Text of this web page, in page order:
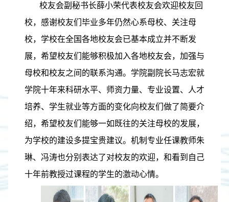
校友会副秘书长薛小荣代表校友会欢迎校友回
校，感谢校友们毕业多年仍然心系母校、关注母
校，学校在全国各地校友会已基本成立并不断发
展，希望校友们能够积极加入各地校友会，加强与
母校和校友之间的联系沟通。学院副院长马志宏就
学院十年来科研水平、师资力量、专业设置、人才
培养、学生就业等方面的变化向校友们做了简要介
绍，希望校友们能够一如既往的关注母校的发展，
为学校的建设多提宝贵建议。机制专业任课教师朱
琳、冯涛也分别表达了对校友的欢迎，和看到自己
十年前教授过课程的学生的激动心情。